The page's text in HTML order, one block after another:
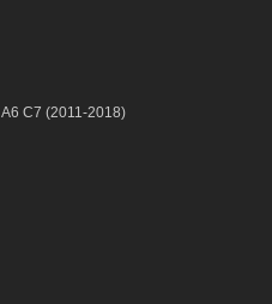
A6 C7 (2011-2018)